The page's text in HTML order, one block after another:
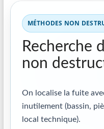
MÉTHODES NON
Recherche
non
On localise la fuite
inutilement (bassin,
local technique).